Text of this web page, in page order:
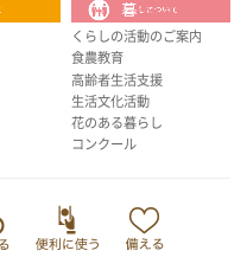
くらしの活動のご案内
食農教育
高齢者生活支援
生活文化活動
花のある暮らし
コンクール